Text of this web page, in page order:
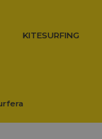
KITESURFING